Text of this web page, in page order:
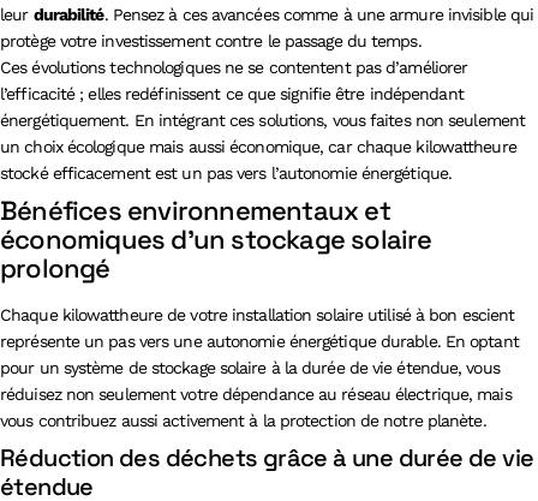
leur durabilité. Pensez à ces avancées comme à une armure invisible qui
protège votre investissement contre le passage du temps.
Ces évolutions technologiques ne se contentent pas d’améliorer
l’efficacité ; elles redéfinissent ce que signifie être indépendant
énergétiquement. En intégrant ces solutions, vous faites non seulement
un choix écologique mais aussi économique, car chaque kilowattheure
stocké efficacement est un pas vers l’autonomie énergétique.
Bénéfices environnementaux et
économiques d’un stockage solaire
prolongé
Chaque kilowattheure de votre installation solaire utilisé à bon escient
représente un pas vers une autonomie énergétique durable. En optant
pour un système de stockage solaire à la durée de vie étendue, vous
réduisez non seulement votre dépendance au réseau électrique, mais
vous contribuez aussi activement à la protection de notre planète.
Réduction des déchets grâce à une durée de vie
étendue